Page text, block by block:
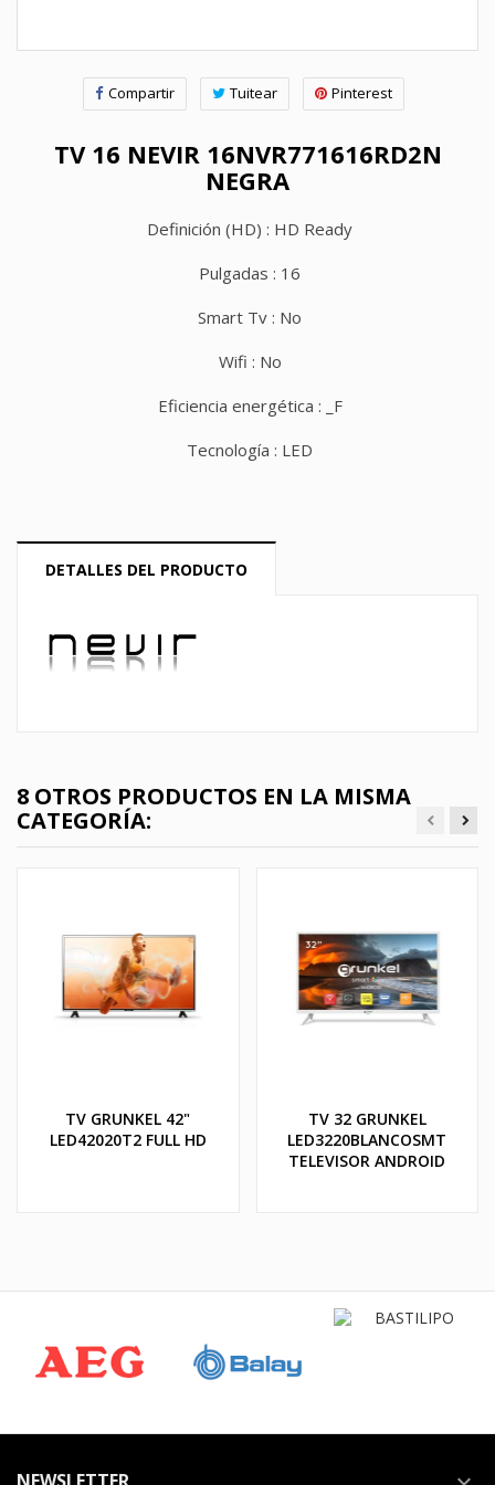
Compartir Tuitear Pinterest
TV 16 NEVIR 16NVR771616RD2N
NEGRA
Definición (HD) : HD Ready
Pulgadas : 16
Smart Tv : No
Wifi : No
Eficiencia energética : _F
Tecnología : LED
DETALLES DEL PRODUCTO
8 OTROS PRODUCTOS EN LA MISMA
CATEGORÍA:
TV GRUNKEL 42"
LED42020T2 FULL HD
TV 32 GRUNKEL
LED3220BLANCOSMT
TELEVISOR ANDROID
NEWSLETTER